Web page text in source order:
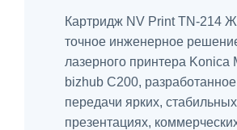
Картридж NV Print TN-214
точное инженерное
лазерного принтера Konica
bizhub C200,
передачи ярких,
презентациях,